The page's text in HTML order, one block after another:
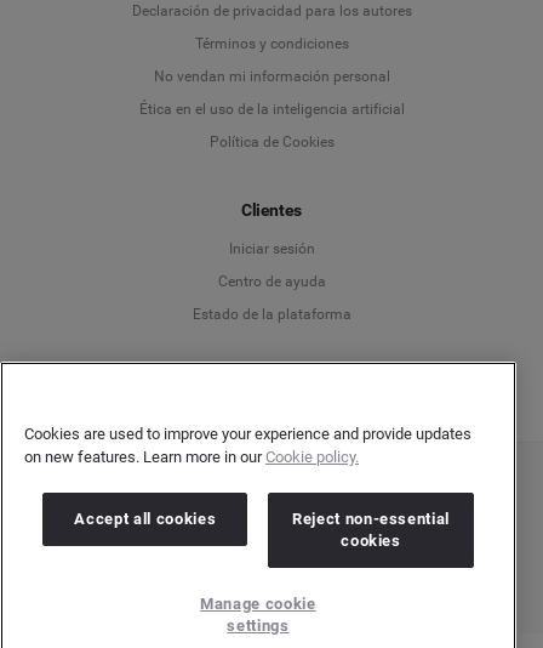
Declaración de privacidad para los autores
Términos y condiciones
No vendan mi información personal
Ética en el uso de la inteligencia artificial
Política de Cookies
Clientes
Iniciar sesión
Centro de ayuda
Estado de la plataforma
Copyright © 2026 Brandwatch. Todos los derechos reservados. Cision Group Ltd, 7th
Company number: 03898053 | VAT number: 754 750 710
Cookies are used to improve your experience and provide updates
on new features. Learn more in ourCookie policy.
Accept all cookies
Reject non-essential
cookies
Manage cookie
settings